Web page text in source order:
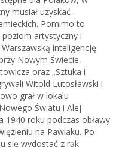
musiał uzyskać
Pomimo to
artystyczny i
inteligencję
Nowym Świecie,
oraz „Sztuka i
Witold Lutosławski i
grał w lokalu
Światu i Alej
1940 roku podczas obławy
na Pawiaku. Po
się wydostać z rąk